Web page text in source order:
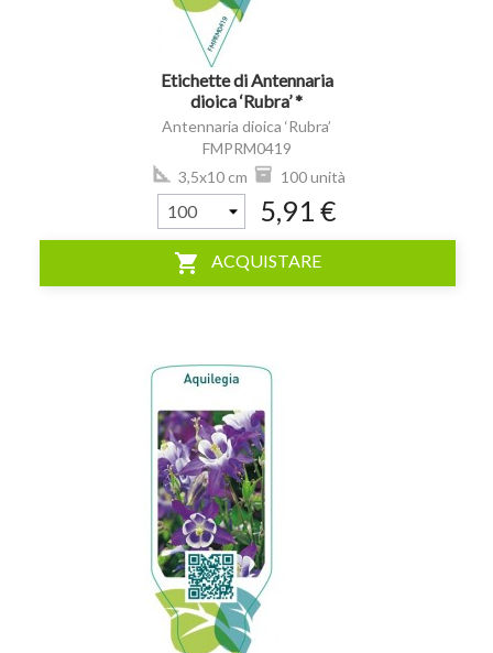
Etichette di Antennaria
dioica ‘Rubra’ *
Antennaria dioica ‘Rubra’
FMPRM0419
3,5x10 cm
100 unità
5,91 €
shopping_cart ACQUISTARE